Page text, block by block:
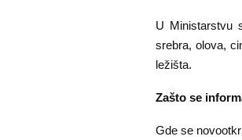
U Ministarstvu
srebra, olova,
ležišta.
Zašto se
Gde se